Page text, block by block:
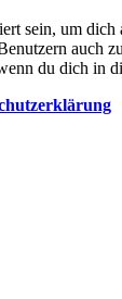
sein, um
auch
du dich in